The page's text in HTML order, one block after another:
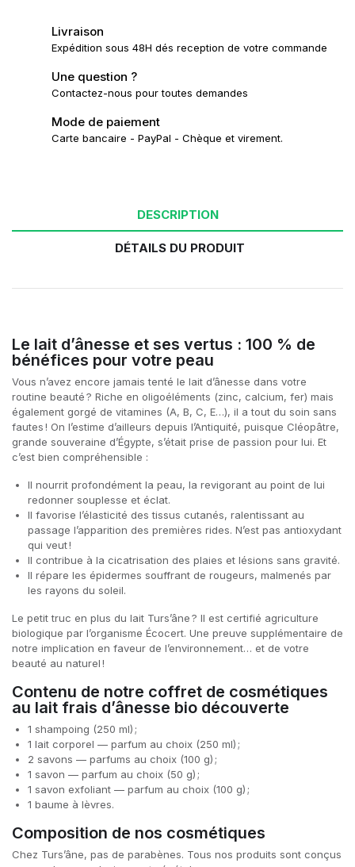
Livraison
Expédition sous 48H dés reception de votre commande
Une question ?
Contactez-nous pour toutes demandes
Mode de paiement
Carte bancaire - PayPal - Chèque et virement.
DESCRIPTION
DÉTAILS DU PRODUIT
Le lait d’ânesse et ses vertus : 100 % de
bénéfices pour votre peau
Vous n’avez encore jamais tenté le lait d’ânesse dans votre
routine beauté ? Riche en oligoéléments (zinc, calcium, fer) mais
également gorgé de vitamines (A, B, C, E…), il a tout du soin sans
fautes ! On l’estime d’ailleurs depuis l’Antiquité, puisque Cléopâtre,
grande souveraine d’Égypte, s’était prise de passion pour lui. Et
c’est bien compréhensible :
Il nourrit profondément la peau, la revigorant au point de lui
redonner souplesse et éclat.
Il favorise l’élasticité des tissus cutanés, ralentissant au
passage l’apparition des premières rides. N’est pas antioxydant
qui veut !
Il contribue à la cicatrisation des plaies et lésions sans gravité.
Il répare les épidermes souffrant de rougeurs, malmenés par
les rayons du soleil.
Le petit truc en plus du lait Turs’âne ? Il est certifié agriculture
biologique par l’organisme Écocert. Une preuve supplémentaire de
notre implication en faveur de l’environnement… et de votre
beauté au naturel !
Contenu de notre coffret de cosmétiques
au lait frais d’ânesse bio découverte
1 shampoing (250 ml) ;
1 lait corporel — parfum au choix (250 ml) ;
2 savons — parfums au choix (100 g) ;
1 savon — parfum au choix (50 g) ;
1 savon exfoliant — parfum au choix (100 g) ;
1 baume à lèvres.
Composition de nos cosmétiques
Chez Turs’âne, pas de parabènes. Tous nos produits sont conçus